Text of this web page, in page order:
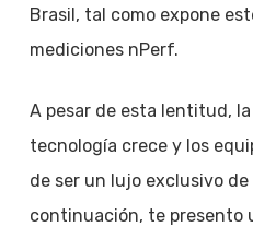
Brasil, tal como expone
mediciones nPerf.
A pesar de esta lentitud,
tecnología crece y los
de ser un lujo exclusivo
continuación, te presento